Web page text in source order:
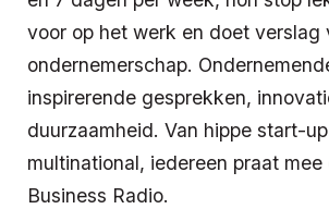
voor op het werk en doet verslag
ondernemerschap.
inspirerende gesprekken,
duurzaamheid. Van hippe start-
multinational, iedereen praat mee
Business Radio.